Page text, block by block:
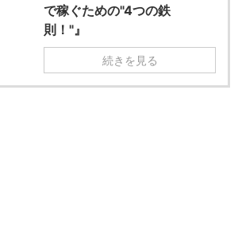
で稼ぐための"4つの鉄
則！"』
続きを見る